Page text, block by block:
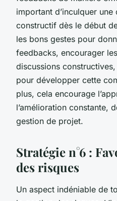
important d’inculquer
constructif dès le début
les bons gestes pour
feedbacks, encourager
discussions
pour développer cette
plus, cela encourage
l’amélioration constante,
gestion de projet.
Stratégie n°6 :
des risques
Un aspect indéniable de